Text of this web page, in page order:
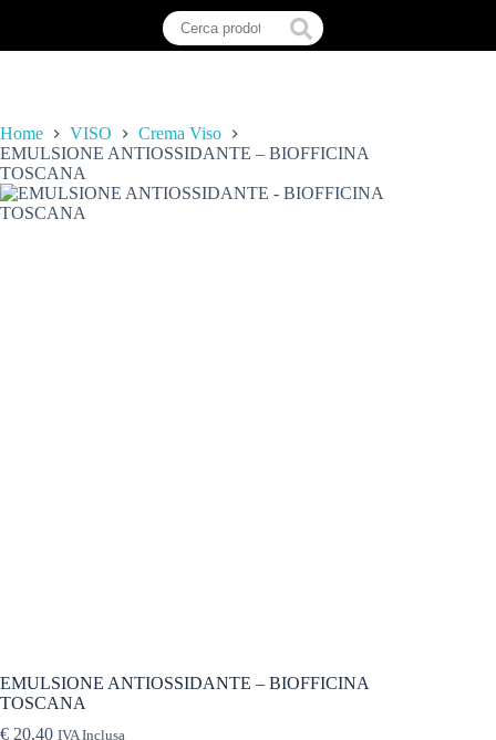
Home VISO
Crema Viso
EMULSIONE ANTIOSSIDANTE – BIOFFICINA
TOSCANA
EMULSIONE ANTIOSSIDANTE – BIOFFICINA
TOSCANA
€ 20,40 IVA Inclusa